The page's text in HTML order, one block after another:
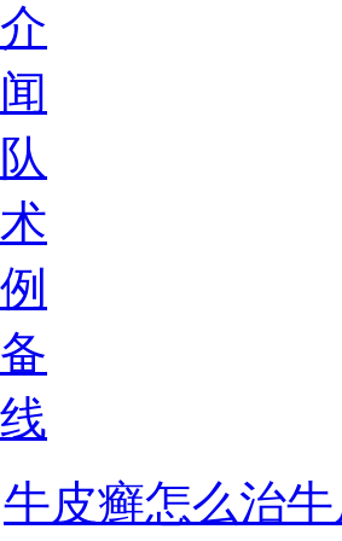
牛皮癣怎么治